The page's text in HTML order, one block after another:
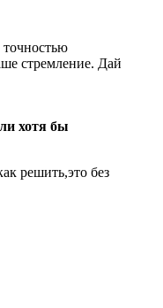
стремление. Дай
хотя бы
решить,это без